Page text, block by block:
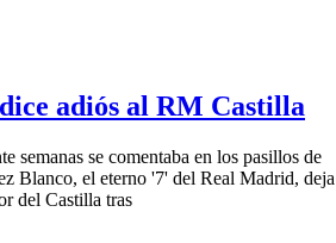
adiós al RM Castilla
semanas se comentaba en los pasillos de
Blanco, el eterno '7' del Real Madrid, deja
del Castilla tras